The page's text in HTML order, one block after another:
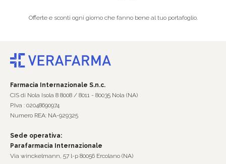
Offerte e sconti ogni giorno che fanno bene al tuo portafoglio.
Farmacia Internazionale S.n.c.
CIS di Nola Isola 8 8008 / 8011 - 80035 Nola (NA)
P.Iva : 02048690974
Numero REA: NA-929325
Sede operativa:
Parafarmacia Internazionale
Via winckelmann, 57 l-p 80056 Ercolano (NA)